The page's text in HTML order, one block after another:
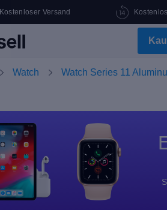
Kostenloser Versand
Watch Watch Series 11